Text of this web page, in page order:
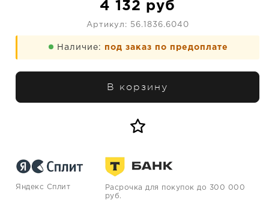
4 132 руб
Артикул: 56.1836.6040
Наличие: под заказ по предоплате
В корзину
Яндекс Сплит
Расрочка для покупок до 300 000
руб.